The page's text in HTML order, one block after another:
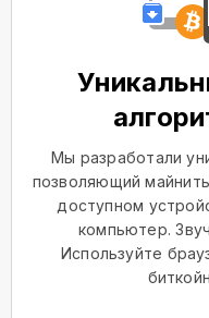
Мы разработали
позволяющий
доступном
компьютер.
Используйте